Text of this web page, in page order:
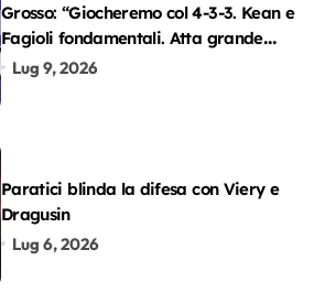
Grosso: “Giocheremo col 4-3-3. Kean e
Fagioli fondamentali. Atta grande
colpo”
Lug 9, 2026
Paratici blinda la difesa con Viery e
Dragusin
Lug 6, 2026